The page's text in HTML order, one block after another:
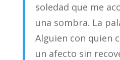
soledad que me
una sombra. La
Alguien con quien
un afecto sin